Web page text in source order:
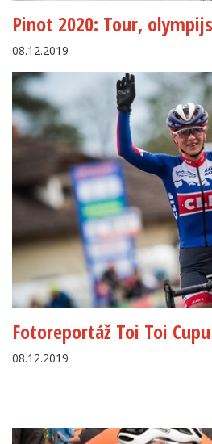
Pinot 2020: Tour,
08.12.2019
Fotoreportáž Toi Toi
08.12.2019